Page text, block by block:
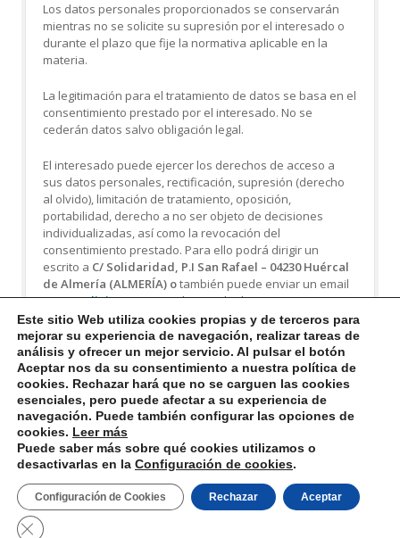
Los datos personales proporcionados se conservarán
mientras no se solicite su supresión por el interesado o
durante el plazo que fije la normativa aplicable en la
materia.
La legitimación para el tratamiento de datos se basa en el
consentimiento prestado por el interesado. No se
cederán datos salvo obligación legal.
El interesado puede ejercer los derechos de acceso a
sus datos personales, rectificación, supresión (derecho
al olvido), limitación de tratamiento, oposición,
portabilidad, derecho a no ser objeto de decisiones
individualizadas, así como la revocación del
consentimiento prestado. Para ello podrá dirigir un
escrito a C/ Solidaridad, P.I San Rafael – 04230 Huércal
de Almería (ALMERÍA) otambién puede enviar un email
actm@clinicatm.com,adjuntando documento que
acredite su identidad. Además, el interesado puede
dirigirse a la Autoridad de Control en materia de
Protección de Datos competente para obtener
información adicional o presentar una reclamación.
Aviso Legal Política de Privacidad
Política de Cookies
Políica de Calidad Medioambiental
Este sitio Web utiliza cookies propias y de terceros para
mejorar su experiencia de navegación, realizar tareas de
análisis y ofrecer un mejor servicio. Al pulsar el botón
Aceptar nos da su consentimiento a nuestra política de
cookies. Rechazar hará que no se carguen las cookies
esenciales, pero puede afectar a su experiencia de
navegación. Puede también configurar las opciones de
cookies. Leer más
Puede saber más sobre qué cookies utilizamos o
desactivarlas en la Configuración de cookies.
Aceptar
Rechazar
Configuración de Cookies
Cerrar el banner de cookies RGPD